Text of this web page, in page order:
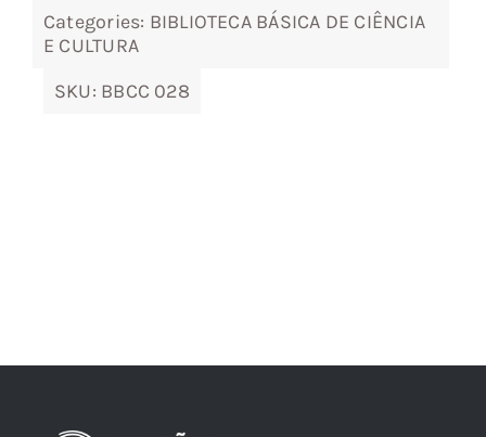
Categories: BIBLIOTECA BÁSICA DE CIÊNCIA
E CULTURA
SKU: BBCC 028